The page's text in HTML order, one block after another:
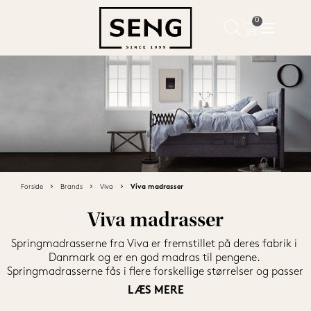
Forside Brands Viva Viva madrasser
Viva madrasser
Springmadrasserne fra Viva er fremstillet på deres fabrik i
Danmark og er en god madras til pengene.
Springmadrasserne fås i flere forskellige størrelser og passer
primært til sengene fra Viva, men kan også bruges i andre
LÆS MERE